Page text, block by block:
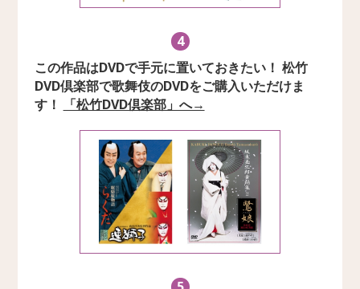
4
この作品はDVDで手元に置いておきたい！ 松竹
DVD倶楽部で歌舞伎のDVDをご購入いただけま
す！
「松竹DVD倶楽部」へ→